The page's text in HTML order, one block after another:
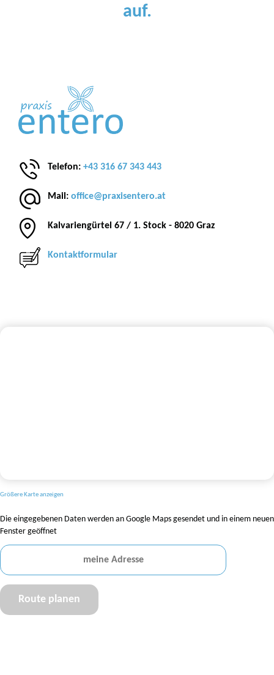
auf.
Telefon: +43 316 67 343 443
Mail: office@praxisentero.at
Kalvariengürtel 67 / 1. Stock - 8020 Graz
Kontaktformular
Größere Karte anzeigen
Die eingegebenen Daten werden an Google Maps gesendet und in einem neuen
Fenster geöffnet